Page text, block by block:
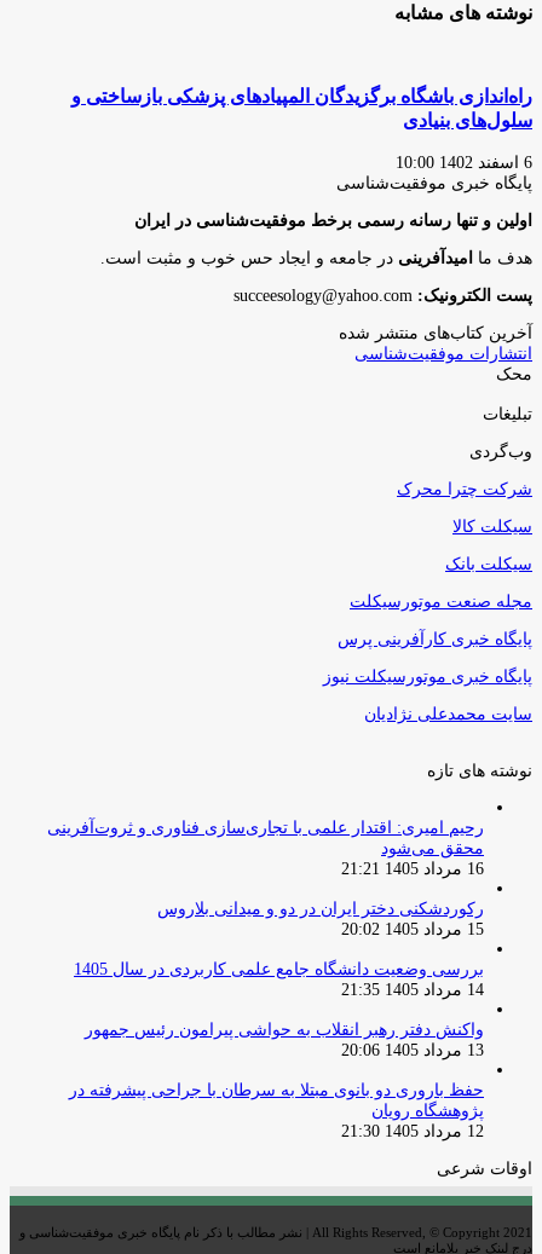
نوشته های مشابه
راه‌اندازی باشگاه برگزیدگان المپیادهای پزشکی بازساختی و
سلول‌های بنیادی
6 اسفند 1402 10:00
پایگاه‌ خبری موفقیت‌شناسی
اولین و تنها رسانه رسمی برخط موفقیت‌شناسی در ایران
هدف ما امیدآفرینی در جامعه و ایجاد حس خوب و مثبت است.
پست الکترونیک:
آخرین کتاب‌های منتشر شده
انتشارات موفقیت‌شناسی
محک
تبلیغات
وب‌گردی
شرکت چترا محرک
سیکلت کالا
سیکلت بانک
مجله صنعت موتورسیکلت
پایگاه خبری کارآفرینی پرس
پایگاه خبری موتورسیکلت نیوز
سایت محمدعلی نژادیان
نوشته های تازه
رحیم امیری: اقتدار علمی با تجاری‌سازی فناوری و ثروت‌آفرینی
محقق می‌شود
16 مرداد 1405 21:21
رکوردشکنی دختر ایران در دو و میدانی بلاروس
15 مرداد 1405 20:02
بررسی وضعیت دانشگاه جامع علمی کاربردی در سال 1405
14 مرداد 1405 21:35
واکنش دفتر رهبر انقلاب به حواشی پیرامون رئیس جمهور
13 مرداد 1405 20:06
حفظ باروری دو بانوی مبتلا به سرطان با جراحی پیشرفته در
پژوهشگاه رویان
12 مرداد 1405 21:30
اوقات شرعی
All Rights Reserved, © Copyright 2021 | نشر مطالب با ذکر نام پایگاه خبری موفقیت‌شناسی و
درج لینک خبر بلامانع است